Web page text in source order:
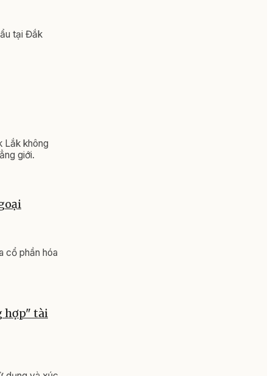
tại Đắk
Lắk không
giới.
cổ phần hóa
hợp" tài